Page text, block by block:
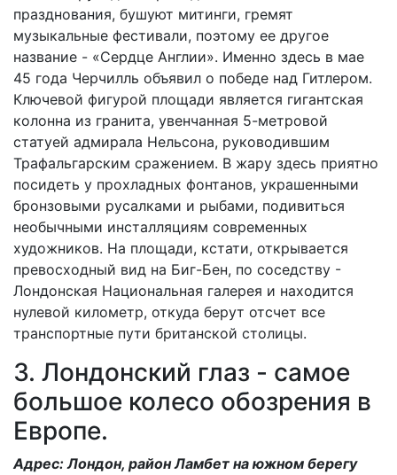
празднования, бушуют митинги, гремят
музыкальные фестивали, поэтому ее другое
название - «Сердце Англии». Именно здесь в мае
45 года Черчилль объявил о победе над Гитлером.
Ключевой фигурой площади является гигантская
колонна из гранита, увенчанная 5-метровой
статуей адмирала Нельсона, руководившим
Трафальгарским сражением. В жару здесь приятно
посидеть у прохладных фонтанов, украшенными
бронзовыми русалками и рыбами, подивиться
необычными инсталляциям современных
художников. На площади, кстати, открывается
превосходный вид на Биг-Бен, по соседству -
Лондонская Национальная галерея и находится
нулевой километр, откуда берут отсчет все
транспортные пути британской столицы.
3. Лондонский глаз - самое
большое колесо обозрения в
Европе.
Адрес: Лондон, район Ламбет на южном берегу